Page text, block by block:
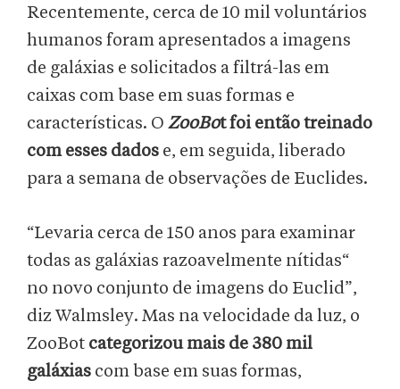
Recentemente, cerca de 10 mil voluntários
humanos foram apresentados a imagens
de galáxias e solicitados a filtrá-las em
caixas com base em suas formas e
características. O ZooBot foi então treinado
com esses dados e, em seguida, liberado
para a semana de observações de Euclides.
“Levaria cerca de 150 anos para examinar
todas as galáxias razoavelmente nítidas“
no novo conjunto de imagens do Euclid”,
diz Walmsley. Mas na velocidade da luz, o
ZooBot categorizou mais de 380 mil
galáxias com base em suas formas,